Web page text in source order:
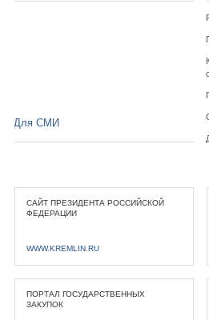
Для СМИ
САЙТ ПРЕЗИДЕНТА РОССИЙСКОЙ
ФЕДЕРАЦИИ
WWW.KREMLIN.RU
ПОРТАЛ ГОСУДАРСТВЕННЫХ
ЗАКУПОК